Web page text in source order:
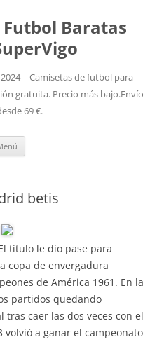
Baratas
– Camisetas de futbol para
gratuita. Precio más bajo.Envío
69 €.
betis
título le dio pase para
copa de envergadura
de América 1961. En la
partidos quedando
caer las dos veces con el
volvió a ganar el campeonato